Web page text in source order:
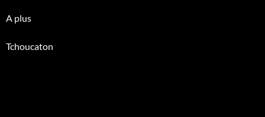
A plus
Tchoucaton